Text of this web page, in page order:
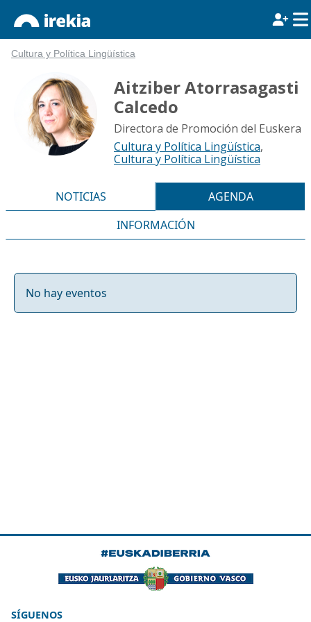
Cultura y Política Lingüística
Aitziber Atorrasagasti
Calcedo
Directora de Promoción del Euskera
Cultura y Política Lingüística,
Cultura y Política Lingüística
NOTICIAS
AGENDA
INFORMACIÓN
No hay eventos
SÍGUENOS